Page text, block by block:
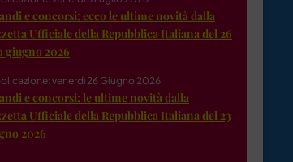
e concorsi: ecco le ultime novità dalla
Ufficiale della Repubblica Italiana del 26
giugno 2026
venerdì 26 Giugno 2026
e concorsi: le ultime novità dalla
Ufficiale della Repubblica Italiana del 23
2026